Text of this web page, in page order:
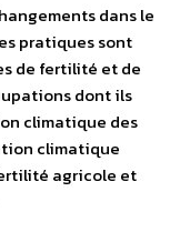
dans le
pratiques sont
de fertilité et de
dont ils
climatique des
climatique
agricole et